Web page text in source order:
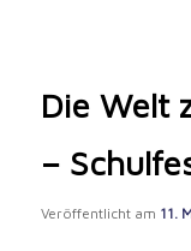
Die Welt
–
Veröffentlicht am 11.